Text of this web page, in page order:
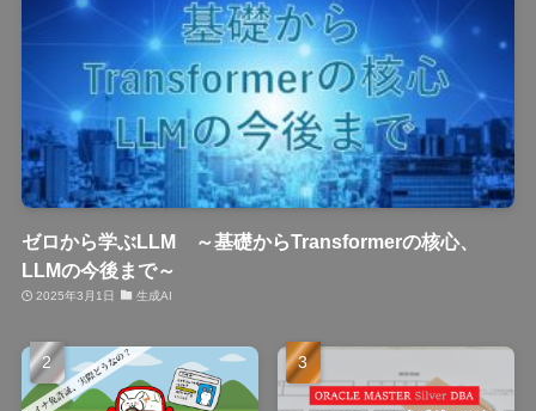
ゼロから学ぶLLM ～基礎からTransformerの核心、
LLMの今後まで～
2025年3月1日 生成AI